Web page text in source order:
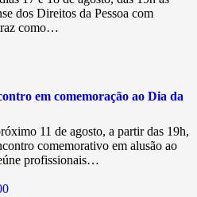
dos Direitos da Pessoa com
como…
em comemoração ao Dia da
11 de agosto, a partir das 19h,
comemorativo em alusão ao
profissionais…